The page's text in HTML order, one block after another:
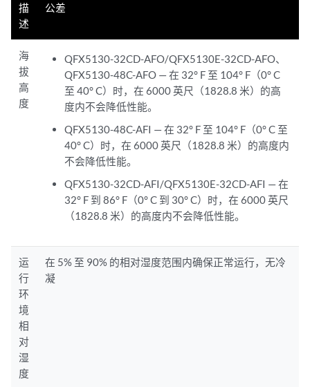
描
述
公差
海
拔
高
度
QFX5130-32CD-AFO/QFX5130E-32CD-AFO、
QFX5130-48C-AFO — 在 32° F 至 104° F（0° C
至 40° C）时，在 6000 英尺（1828.8 米）的高
度内不会降低性能。
QFX5130-48C-AFI — 在 32° F 至 104° F（0° C 至
40° C）时，在 6000 英尺（1828.8 米）的高度内
不会降低性能。
QFX5130-32CD-AFI/QFX5130E-32CD-AFI — 在
32° F 到 86° F（0° C 到 30° C）时，在 6000 英尺
（1828.8 米）的高度内不会降低性能。
运
行
环
境
相
对
湿
度
在 5% 至 90% 的相对湿度范围内确保正常运行，无冷
凝